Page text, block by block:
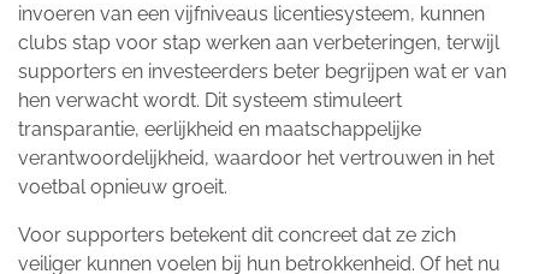
invoeren van een vijfniveaus licentiesysteem, kunnen
clubs stap voor stap werken aan verbeteringen, terwijl
supporters en investeerders beter begrijpen wat er van
hen verwacht wordt. Dit systeem stimuleert
transparantie, eerlijkheid en maatschappelijke
verantwoordelijkheid, waardoor het vertrouwen in het
voetbal opnieuw groeit.
Voor supporters betekent dit concreet dat ze zich
veiliger kunnen voelen bij hun betrokkenheid. Of het nu